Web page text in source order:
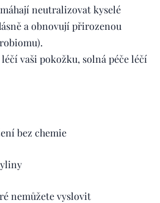
neutralizovat kyselé
a obnovují přirozenou
vaši pokožku, solná péče léčí
bez chemie
nemůžete vyslovit